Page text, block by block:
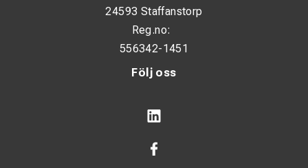
Följ oss
24593 Staffanstorp
Reg.no:
556342-1451